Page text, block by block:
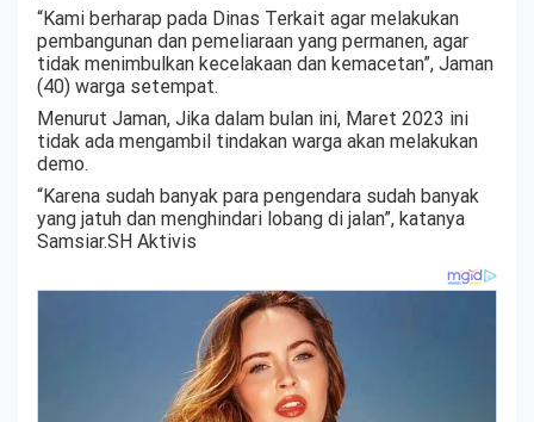
“Kami berharap pada Dinas Terkait agar melakukan
pembangunan dan pemeliaraan yang permanen, agar
tidak menimbulkan kecelakaan dan kemacetan”, Jaman
(40) warga setempat.
Menurut Jaman, Jika dalam bulan ini, Maret 2023 ini
tidak ada mengambil tindakan warga akan melakukan
demo.
“Karena sudah banyak para pengendara sudah banyak
yang jatuh dan menghindari lobang di jalan”, katanya
Samsiar.SH Aktivis